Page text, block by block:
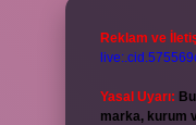
Reklam ve
Yasal Uyarı:
marka, kurum